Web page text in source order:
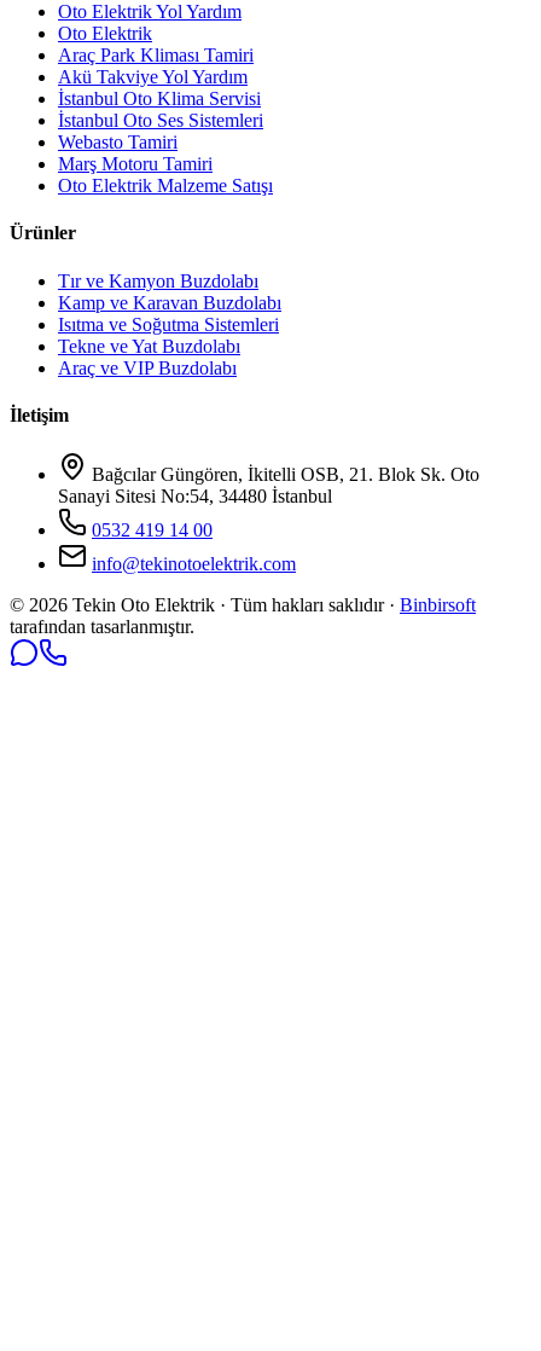
Oto Elektrik Yol Yardım
Oto Elektrik
Araç Park Kliması Tamiri
Akü Takviye Yol Yardım
İstanbul Oto Klima Servisi
İstanbul Oto Ses Sistemleri
Webasto Tamiri
Marş Motoru Tamiri
Oto Elektrik Malzeme Satışı
Ürünler
Tır ve Kamyon Buzdolabı
Kamp ve Karavan Buzdolabı
Isıtma ve Soğutma Sistemleri
Tekne ve Yat Buzdolabı
Araç ve VIP Buzdolabı
İletişim
Bağcılar Güngören, İkitelli OSB, 21. Blok Sk. Oto
Sanayi Sitesi No:54, 34480 İstanbul
0532 419 14 00
info@tekinotoelektrik.com
© 2026 Tekin Oto Elektrik · Tüm hakları saklıdır · Binbirsoft
tarafından tasarlanmıştır.